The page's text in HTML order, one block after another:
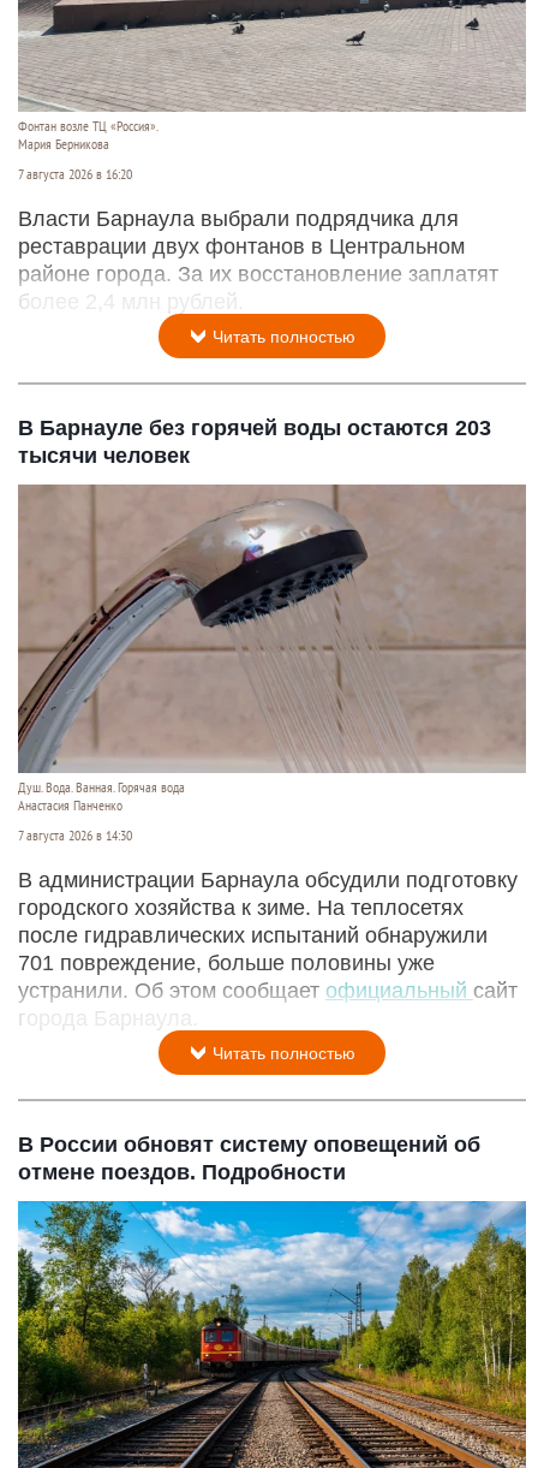
Фонтан возле ТЦ «Россия».
Мария Берникова
7 августа 2026 в 16:20
Власти Барнаула выбрали подрядчика для
реставрации двух фонтанов в Центральном
районе города. За их восстановление заплатят
более 2,4 млн рублей.
Читать полностью
В Барнауле без горячей воды остаются 203
тысячи человек
Душ. Вода. Ванная. Горячая вода
Анастасия Панченко
7 августа 2026 в 14:30
В администрации Барнаула обсудили подготовку
городского хозяйства к зиме. На теплосетях
после гидравлических испытаний обнаружили
701 повреждение, больше половины уже
устранили. Об этом сообщает официальный сайт
города Барнаула.
Читать полностью
В России обновят систему оповещений об
отмене поездов. Подробности